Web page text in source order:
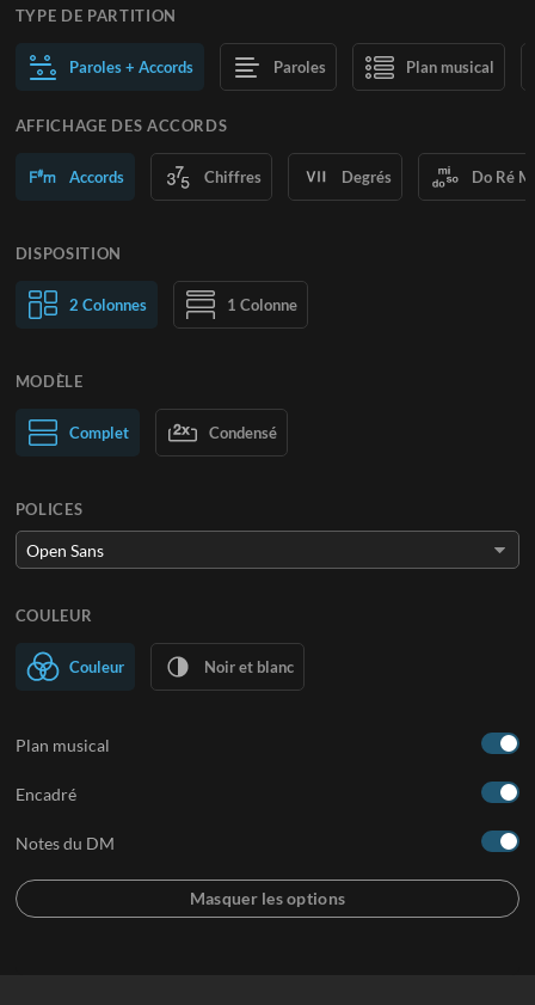
TYPE DE PARTITION
Paroles + Accords Paroles Plan musical
AFFICHAGE DES ACCORDS
Accords Chiffres Degrés Do Ré
DISPOSITION
2 Colonnes 1 Colonne
Normal Large
MODÈLE
Complet Condensé
POLICES
COULEUR
Couleur Noir et blanc
Plan musical
Encadré
Notes du DM